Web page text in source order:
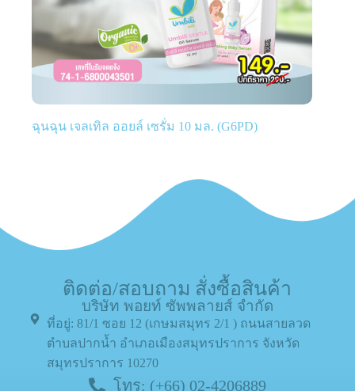
ฉุนฉุน เจลเทิล ออยล์ เซรั่ม 10 มล. (G6PD)
ติดต่อ/สอบถาม สั่งซื้อสินค้า
บริษัท พอยท์ ซัพพลายส์ จำกัด
ที่อยู่: 81/1 ซอย 12 (เกษมสมุทร 2/1 ) ถนนสายลวด
ตำบลปากน้ำ อำเภอเมืองสมุทรปราการ จังหวัด
สมุทรปราการ 10270
โทร: (+66) 02-4206889